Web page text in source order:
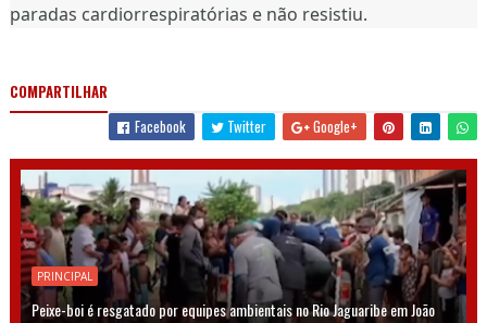
paradas cardiorrespiratórias e não resistiu.
COMPARTILHAR
Facebook
Twitter Google+
PRINCIPAL
Peixe-boi é resgatado por equipes ambientais no Rio Jaguaribe em João